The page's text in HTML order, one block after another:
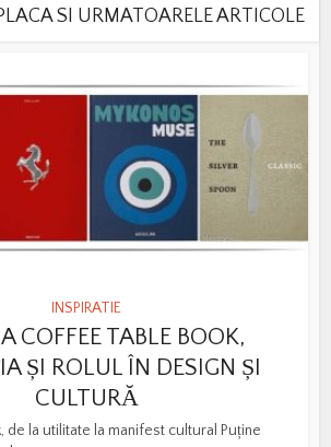
SI URMATOARELE ARTICOLE
INSPIRATIE
COFFEE TABLE BOOK,
ȘI ROLUL ÎN DESIGN ȘI
CULTURĂ
de la utilitate la manifest cultural Puține